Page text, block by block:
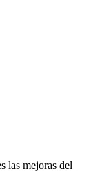
las mejoras del